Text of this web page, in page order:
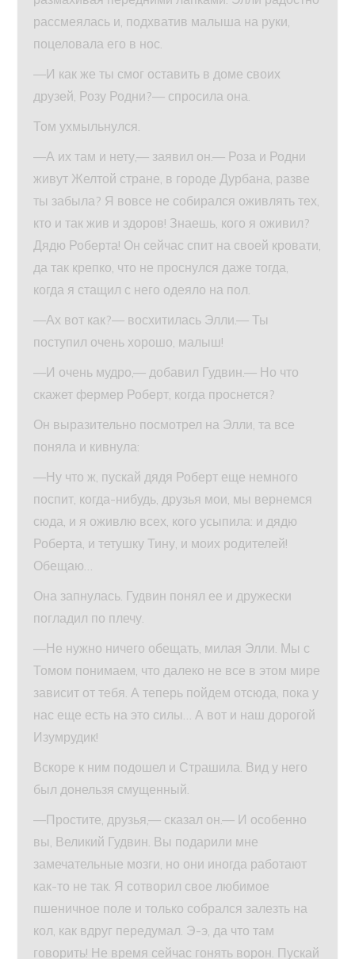
рассмеялась и, подхватив малыша на руки,
поцеловала его в нос.
—И как же ты смог оставить в доме своих
друзей, Розу Родни?— спросила она.
Том ухмыльнулся.
—А их там и нету,— заявил он.— Роза и Родни
живут Желтой стране, в городе Дурбана, разве
ты забыла? Я вовсе не собирался оживлять тех,
кто и так жив и здоров! Знаешь, кого я оживил?
Дядю Роберта! Он сейчас спит на своей кровати,
да так крепко, что не проснулся даже тогда,
когда я стащил с него одеяло на пол.
—Ах вот как?— восхитилась Элли.— Ты
поступил очень хорошо, малыш!
—И очень мудро,— добавил Гудвин.— Но что
скажет фермер Роберт, когда проснется?
Он выразительно посмотрел на Элли, та все
поняла и кивнула:
—Ну что ж, пускай дядя Роберт еще немного
поспит, когда-нибудь, друзья мои, мы вернемся
сюда, и я оживлю всех, кого усыпила: и дядю
Роберта, и тетушку Тину, и моих родителей!
Обещаю…
Она запнулась. Гудвин понял ее и дружески
погладил по плечу.
—Не нужно ничего обещать, милая Элли. Мы с
Томом понимаем, что далеко не все в этом мире
зависит от тебя. А теперь пойдем отсюда, пока у
нас еще есть на это силы… А вот и наш дорогой
Изумрудик!
Вскоре к ним подошел и Страшила. Вид у него
был донельзя смущенный.
—Простите, друзья,— сказал он.— И особенно
вы, Великий Гудвин. Вы подарили мне
замечательные мозги, но они иногда работают
как-то не так. Я сотворил свое любимое
пшеничное поле и только собрался залезть на
кол, как вдруг передумал. Э-э, да что там
говорить! Не время сейчас гонять ворон. Пускай